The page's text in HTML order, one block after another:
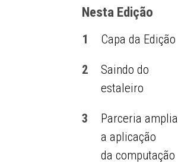
Nesta Edição
1 Capa da Edição
2
Saindo do
estaleiro
3
Parceria amplia
a aplicação
da computação